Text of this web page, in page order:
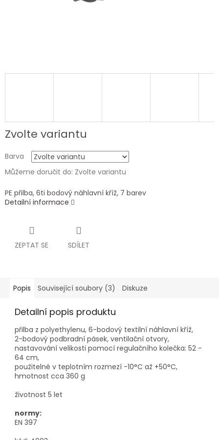
Zvolte variantu
Barva
Můžeme doručit do: Zvolte variantu
PE přilba, 6ti bodový náhlavní kříž, 7 barev
Detailní informace
ZEPTAT SE SDÍLET
Popis Související soubory (3) Diskuze
Detailní popis produktu
přilba z polyethylenu, 6-bodový textilní náhlavní kříž,
2-bodový podbradní pásek, ventilační otvory,
nastavování velikosti pomocí regulačního kolečka: 52 -
64 cm,
použitelné v teplotním rozmezí -10°C až +50°C,
hmotnost cca 360 g
životnost 5 let
normy:
EN 397